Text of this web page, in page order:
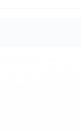
testo